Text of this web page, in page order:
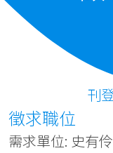
刊
徵求職位
需求單位: 史有